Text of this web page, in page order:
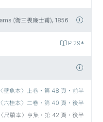
(衛三畏廉士甫), 1856
P.29*
〈壁魚本〉上卷‧第 48 頁‧前半
〈六桂本〉二卷‧第 40 頁‧後半
〈尺牘本〉亨集‧第 42 頁‧後半